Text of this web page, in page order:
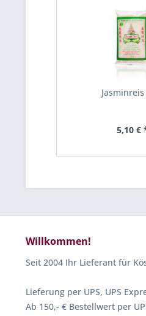
5,10 €
Willkommen!
Seit 2004 Ihr Lieferant für
Lieferung per UPS, UPS
Ab 150,- € Bestellwert per